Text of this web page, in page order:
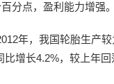
分点，盈利能力增强。
年，我国轮胎生产较
增长4.2%，较上年回